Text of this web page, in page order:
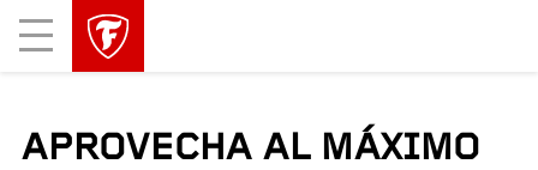
Mobile
Menu
APROVECHA AL MÁXIMO